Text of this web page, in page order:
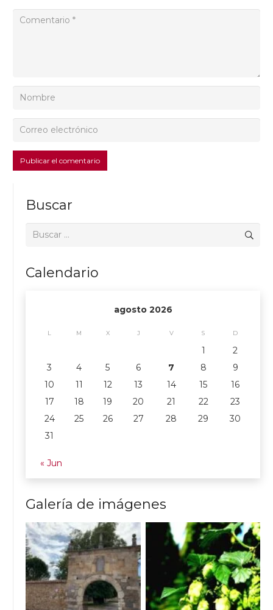
Publicar el comentario
Buscar
Buscar:
Calendario
agosto 2026
L M X J V S D
1
2
3
4 5 6 7 8
9
10
11 12 13 14 15
16
17
18 19 20 21 22
23
24
25 26 27 28 29
30
31
« Jun
Galería de imágenes